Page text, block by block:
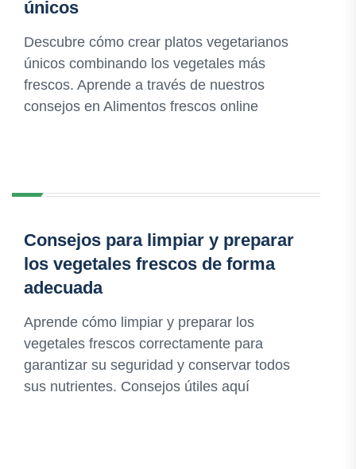
únicos
Descubre cómo crear platos vegetarianos
únicos combinando los vegetales más
frescos. Aprende a través de nuestros
consejos en Alimentos frescos online
Consejos para limpiar y preparar
los vegetales frescos de forma
adecuada
Aprende cómo limpiar y preparar los
vegetales frescos correctamente para
garantizar su seguridad y conservar todos
sus nutrientes. Consejos útiles aquí